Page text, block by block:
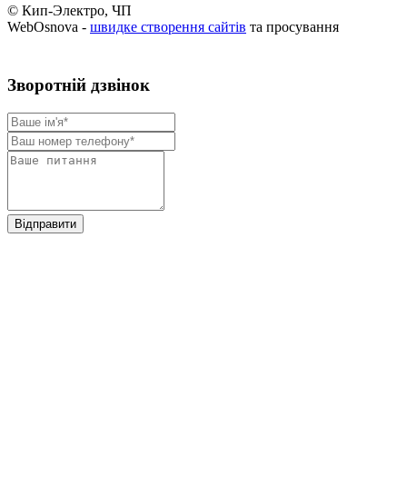
© Кип-Электро, ЧП
WebOsnova - швидке створення сайтів та просування
Зворотнiй дзвiнок